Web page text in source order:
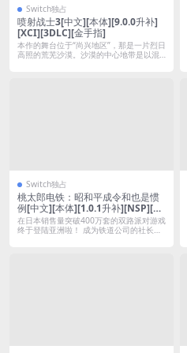
Switch独占
喷射战士3[中文][本体][9.0.0升补]
[XCI][3DLC][金手指]
本作的舞台位于“尚兴地区”，那是一片烈日
高照的荒芜沙漠。沙漠的中心地带是以混
Switch独占
桃太郎电铁：昭和平成令和也是惯
例[中文][本体][1.0.1升补][NSP][金
手指]
在日本销售量突破400万套的双路派对游戏
终于登陆亚洲啦！ 成为铁道公司的社长，